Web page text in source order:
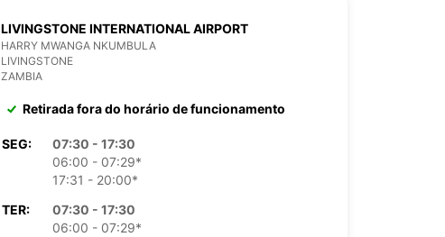
LIVINGSTONE INTERNATIONAL AIRPORT
HARRY MWANGA NKUMBULA
LIVINGSTONE
ZAMBIA
Retirada fora do horário de funcionamento
SEG:
07:30 - 17:30
06:00 - 07:29*
17:31 - 20:00*
TER:
07:30 - 17:30
06:00 - 07:29*